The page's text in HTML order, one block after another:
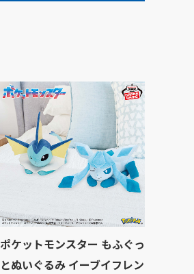
ポケットモンスター もふぐっ
とぬいぐるみ イーブイフレン